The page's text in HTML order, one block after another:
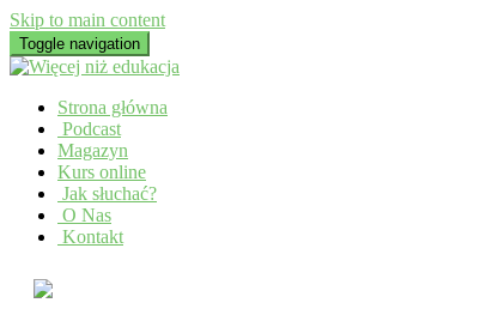
Skip to main content
Toggle navigation
Strona główna
Podcast
Magazyn
Kurs online
Jak słuchać?
O Nas
Kontakt